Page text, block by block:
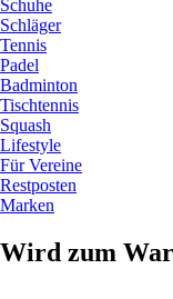
Schuhe
Schläger
Tennis
Padel
Badminton
Tischtennis
Squash
Lifestyle
Für Vereine
Restposten
Marken
Wird zum